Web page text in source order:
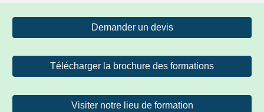
Demander un devis
Télécharger la brochure des formations
Visiter notre lieu de formation